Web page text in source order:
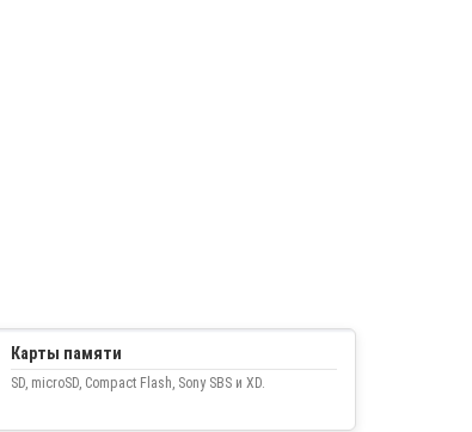
Карты памяти
SD, microSD, Compact Flash, Sony SBS и XD.